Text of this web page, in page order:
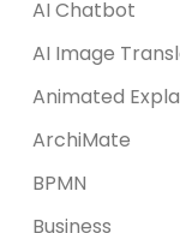
AI Chatbot
AI Image
Animated
ArchiMate
BPMN
Business